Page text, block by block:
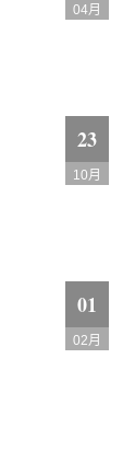
04月
23
10月
01
02月